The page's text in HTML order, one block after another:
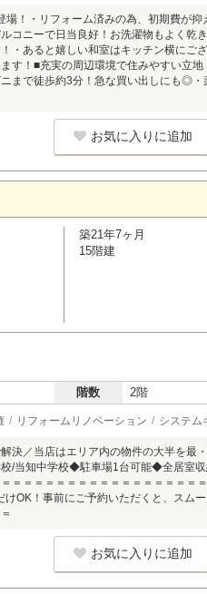
！・リフォーム済みの為、初期費が
コニーで日当良好！お洗濯物もよく乾
・あると嬉しい和室はキッチン横にご
す！■充実の周辺環境で住みやすい立
まで徒歩約3分！急な買い出しにも◎・
お気に入りに追加
築21年7ヶ月
15階建
階数 2階
リフォームリノベーション システム
決／当店はエリア内の物件の大半を最
/当知中学校◆駐車場1台可能◆全居室
＝＝＝＝＝＝＝＝＝＝＝＝＝＝＝＝＝
OK！事前にご予約いただくと、スム
お気に入りに追加